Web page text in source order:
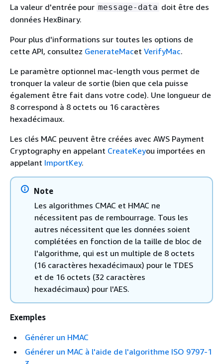
La valeur d'entrée pour message-data doit être des
données HexBinary.
Pour plus d'informations sur toutes les options de
cette API, consultez GenerateMacet VerifyMac.
Le paramètre optionnel mac-length vous permet de
tronquer la valeur de sortie (bien que cela puisse
également être fait dans votre code). Une longueur de
8 correspond à 8 octets ou 16 caractères
hexadécimaux.
Les clés MAC peuvent être créées avec AWS Payment
Cryptography en appelant CreateKeyou importées en
appelant ImportKey.
Note
Les algorithmes CMAC et HMAC ne
nécessitent pas de rembourrage. Tous les
autres nécessitent que les données soient
complétées en fonction de la taille de bloc de
l'algorithme, qui est un multiple de 8 octets
(16 caractères hexadécimaux) pour le TDES
et de 16 octets (32 caractères
hexadécimaux) pour l'AES.
Exemples
Générer un HMAC
Générer un MAC à l'aide de l'algorithme ISO 9797-1